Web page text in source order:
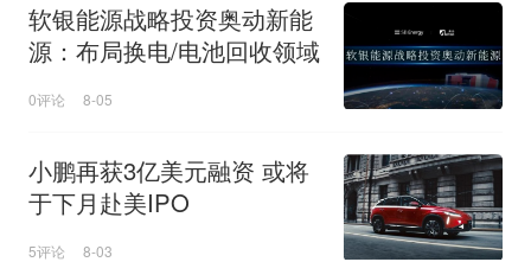
软银能源战略投资奥动新能
源：布局换电/电池回收领域
0评论 8-05
小鹏再获3亿美元融资 或将
于下月赴美IPO
5评论 8-03